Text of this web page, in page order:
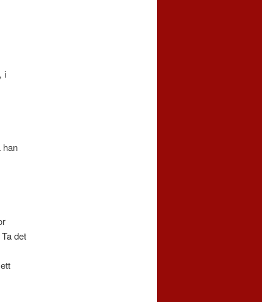
i
han
det